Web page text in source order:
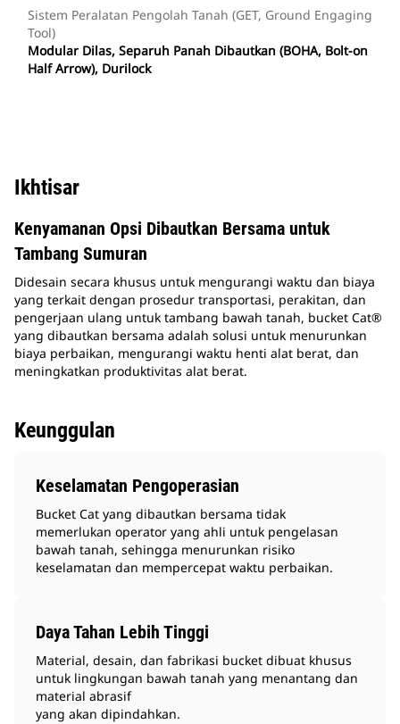
Sistem Peralatan Pengolah Tanah (GET, Ground Engaging
Tool)
Modular Dilas, Separuh Panah Dibautkan (BOHA, Bolt-on
Half Arrow), Durilock
Ikhtisar
Kenyamanan Opsi Dibautkan Bersama untuk
Tambang Sumuran
Didesain secara khusus untuk mengurangi waktu dan biaya
yang terkait dengan prosedur transportasi, perakitan, dan
pengerjaan ulang untuk tambang bawah tanah, bucket Cat®
yang dibautkan bersama adalah solusi untuk menurunkan
biaya perbaikan, mengurangi waktu henti alat berat, dan
meningkatkan produktivitas alat berat.
Keunggulan
Keselamatan Pengoperasian
Bucket Cat yang dibautkan bersama tidak
memerlukan operator yang ahli untuk pengelasan
bawah tanah, sehingga menurunkan risiko
keselamatan dan mempercepat waktu perbaikan.
Daya Tahan Lebih Tinggi
Material, desain, dan fabrikasi bucket dibuat khusus
untuk lingkungan bawah tanah yang menantang dan
material abrasif
yang akan dipindahkan.